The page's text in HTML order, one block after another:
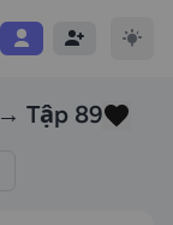
→ Tập 89